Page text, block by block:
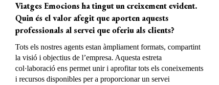
Viatges Emocions ha tingut un creixement evident.
Quin és el valor afegit que aporten aquests
professionals al servei que oferiu als clients?
Tots els nostres agents estan àmpliament formats, compartint
la visió i objectius de l’empresa. Aquesta estreta
col·laboració ens permet unir i aprofitar tots els coneixements
i recursos disponibles per a proporcionar un servei